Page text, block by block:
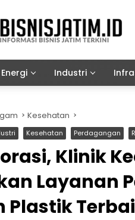
Energi Industri
Kesehatan
Kesehatan Perdagangan
Klinik
Layanan
Plastik